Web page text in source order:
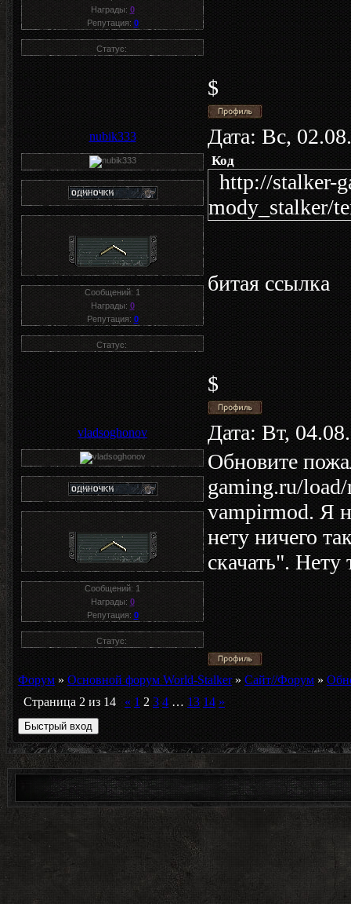
Награды: 0
Репутация: 0
Статус:
$
nubik333 Дата: Вс,
Сообщений: 1
Награды: 0
Репутация: 0
Статус:
Код
http://stalker-
mody_stalker/
битая ссылка
$
vladsoghonov Дата: Вт,
Сообщений: 1
Награды: 0
Репутация: 0
Статус:
Обновите
gaming.ru/
vampirmod. Я
нету ничего
скачать". Нету
Форум » Основной форум World-Stalker » Сайт//Форум »
Страница 2 из 14 « 1 2 3 4 … 13 14 »